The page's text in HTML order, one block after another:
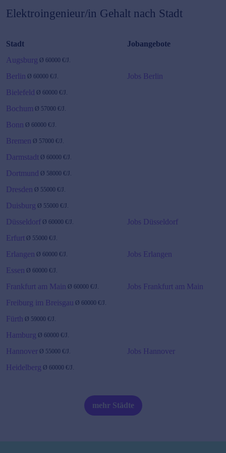
Elektroingenieur/in Gehalt nach Stadt
Stadt
Jobangebote
Augsburg Ø 60000 €/J.
Berlin Ø 60000 €/J.
Jobs Berlin
Bielefeld Ø 60000 €/J.
Bochum Ø 57000 €/J.
Bonn Ø 60000 €/J.
Bremen Ø 57000 €/J.
Darmstadt Ø 60000 €/J.
Dortmund Ø 58000 €/J.
Dresden Ø 55000 €/J.
Duisburg Ø 55000 €/J.
Düsseldorf Ø 60000 €/J.
Jobs Düsseldorf
Erfurt Ø 55000 €/J.
Erlangen Ø 60000 €/J.
Jobs Erlangen
Essen Ø 60000 €/J.
Frankfurt am Main Ø 60000 €/J.
Jobs Frankfurt am Main
Freiburg im Breisgau Ø 60000 €/J.
Fürth Ø 59000 €/J.
Hamburg Ø 60000 €/J.
Hannover Ø 55000 €/J.
Jobs Hannover
Heidelberg Ø 60000 €/J.
mehr Städte